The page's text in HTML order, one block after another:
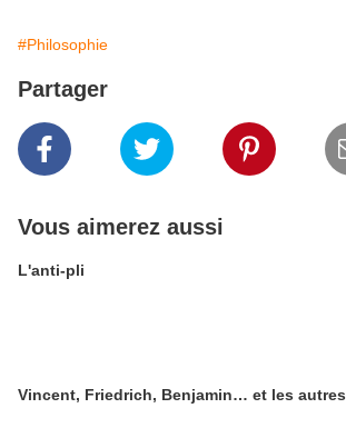
#Philosophie
Partager
Vous aimerez aussi
L'anti-pli
Vincent, Friedrich, Benjamin… et les autres